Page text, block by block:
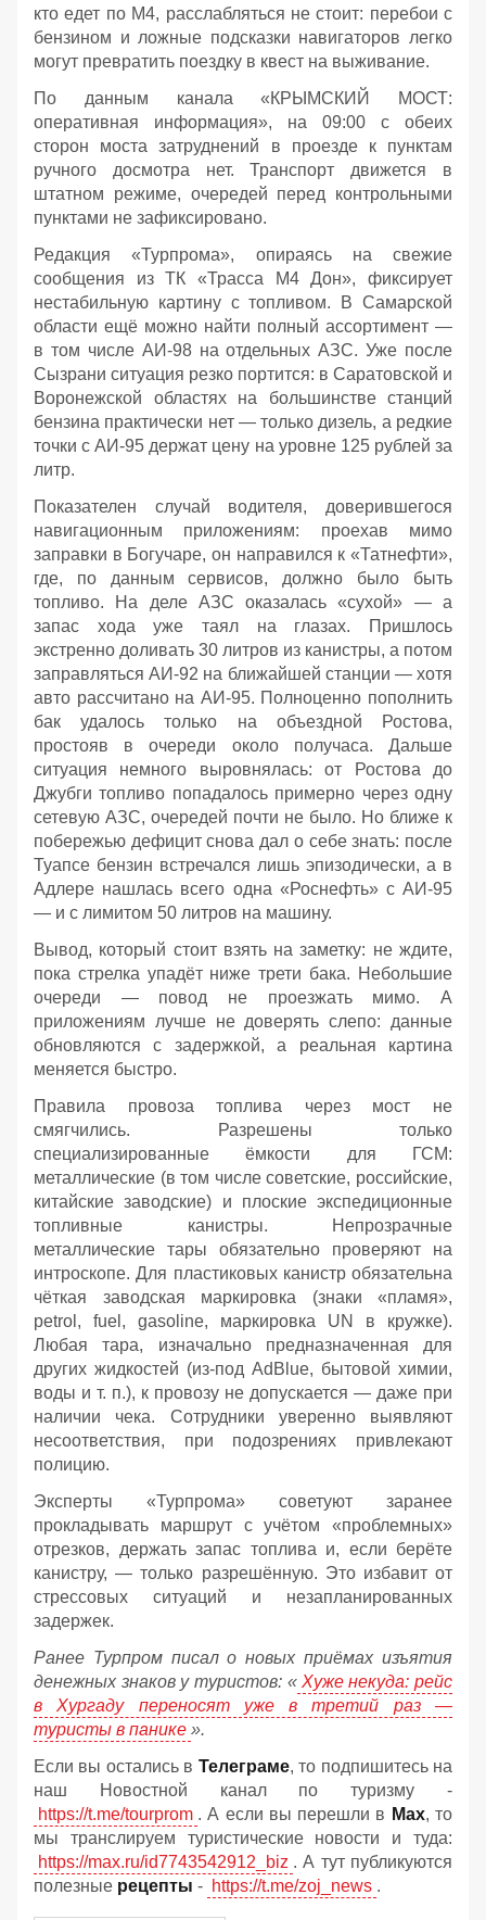
кто едет по М4, расслабляться не стоит: перебои с
бензином и ложные подсказки навигаторов легко
могут превратить поездку в квест на выживание.
По данным канала «КРЫМСКИЙ МОСТ:
оперативная информация», на 09:00 с обеих
сторон моста затруднений в проезде к пунктам
ручного досмотра нет. Транспорт движется в
штатном режиме, очередей перед контрольными
пунктами не зафиксировано.
Редакция «Турпрома», опираясь на свежие
сообщения из ТК «Трасса М4 Дон», фиксирует
нестабильную картину с топливом. В Самарской
области ещё можно найти полный ассортимент —
в том числе АИ‑98 на отдельных АЗС. Уже после
Сызрани ситуация резко портится: в Саратовской и
Воронежской областях на большинстве станций
бензина практически нет — только дизель, а редкие
точки с АИ‑95 держат цену на уровне 125 рублей за
литр.
Показателен случай водителя, доверившегося
навигационным приложениям: проехав мимо
заправки в Богучаре, он направился к «Татнефти»,
где, по данным сервисов, должно было быть
топливо. На деле АЗС оказалась «сухой» — а
запас хода уже таял на глазах. Пришлось
экстренно доливать 30 литров из канистры, а потом
заправляться АИ‑92 на ближайшей станции — хотя
авто рассчитано на АИ‑95. Полноценно пополнить
бак удалось только на объездной Ростова,
простояв в очереди около получаса. Дальше
ситуация немного выровнялась: от Ростова до
Джубги топливо попадалось примерно через одну
сетевую АЗС, очередей почти не было. Но ближе к
побережью дефицит снова дал о себе знать: после
Туапсе бензин встречался лишь эпизодически, а в
Адлере нашлась всего одна «Роснефть» с АИ‑95
— и с лимитом 50 литров на машину.
Вывод, который стоит взять на заметку: не ждите,
пока стрелка упадёт ниже трети бака. Небольшие
очереди — повод не проезжать мимо. А
приложениям лучше не доверять слепо: данные
обновляются с задержкой, а реальная картина
меняется быстро.
Правила провоза топлива через мост не
смягчились. Разрешены только
специализированные ёмкости для ГСМ:
металлические (в том числе советские, российские,
китайские заводские) и плоские экспедиционные
топливные канистры. Непрозрачные
металлические тары обязательно проверяют на
интроскопе. Для пластиковых канистр обязательна
чёткая заводская маркировка (знаки «пламя»,
petrol, fuel, gasoline, маркировка UN в кружке).
Любая тара, изначально предназначенная для
других жидкостей (из‑под AdBlue, бытовой химии,
воды и т. п.), к провозу не допускается — даже при
наличии чека. Сотрудники уверенно выявляют
несоответствия, при подозрениях привлекают
полицию.
Эксперты «Турпрома» советуют заранее
прокладывать маршрут с учётом «проблемных»
отрезков, держать запас топлива и, если берёте
канистру, — только разрешённую. Это избавит от
стрессовых ситуаций и незапланированных
задержек.
Ранее Турпром писал о новых приёмах изъятия
денежных знаков у туристов: « Хуже некуда: рейс
в Хургаду переносят уже в третий раз —
туристы в панике ».
Если вы остались в Телеграме, то подпишитесь на
наш Новостной канал по туризму -
https://t.me/tourprom . А если вы перешли в Мах, то
мы транслируем туристические новости и туда:
https://max.ru/id7743542912_biz . А тут публикуются
полезные рецепты - https://t.me/zoj_news .